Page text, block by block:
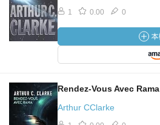
1 0.00 0
Rendez-Vous Avec Rama
Arthur CClarke